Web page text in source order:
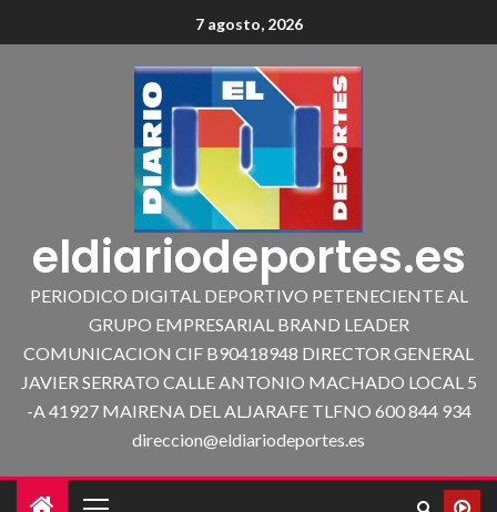
7 agosto, 2026
eldiariodeportes.es
PERIODICO DIGITAL DEPORTIVO PETENECIENTE AL
GRUPO EMPRESARIAL BRAND LEADER
COMUNICACION CIF B90418948 DIRECTOR GENERAL
JAVIER SERRATO CALLE ANTONIO MACHADO LOCAL 5
-A 41927 MAIRENA DEL ALJARAFE TLFNO 600 844 934
direccion@eldiariodeportes.es